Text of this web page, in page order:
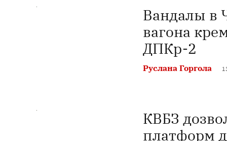
Вандалы в
вагона
ДПКр-2
Руслана Горгола
КВБЗ
платформ